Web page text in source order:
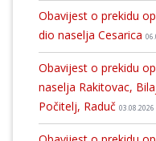
Obavijest o prekidu
dio naselja Cesarica
Obavijest o prekidu
naselja Rakitovac,
Počitelj, Raduč 03.08.2026